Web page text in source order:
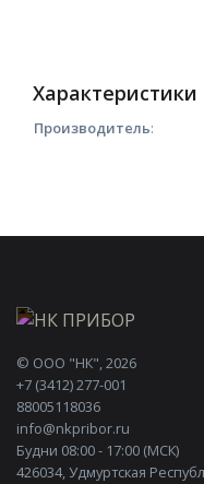
Характеристики
Производитель:
© ООО "НК", 2026
+7 (3412) 277-001
88005118036
info@nkpribor.ru
Будни 08:00 - 17:00 (МСК)
426034, Удмуртская